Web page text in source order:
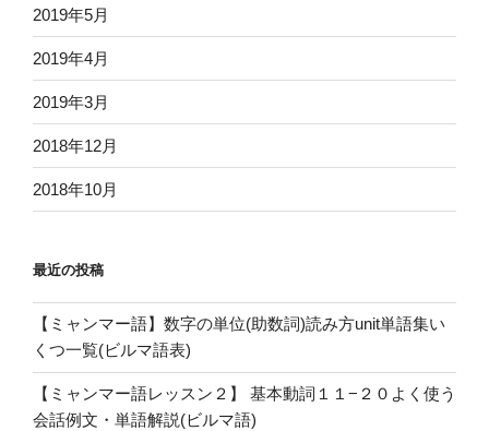
2019年5月
2019年4月
2019年3月
2018年12月
2018年10月
最近の投稿
【ミャンマー語】数字の単位(助数詞)読み方unit単語集い
くつ一覧(ビルマ語表)
【ミャンマー語レッスン２】 基本動詞１１−２０よく使う
会話例文・単語解説(ビルマ語)